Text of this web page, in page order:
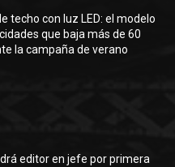
techo con luz LED: el modelo
que baja más de 60
la campaña de verano
editor en jefe por primera